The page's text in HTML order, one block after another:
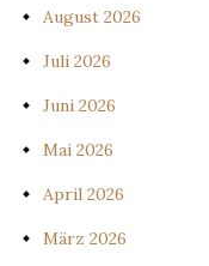
August 2026
Juli 2026
Juni 2026
Mai 2026
April 2026
März 2026